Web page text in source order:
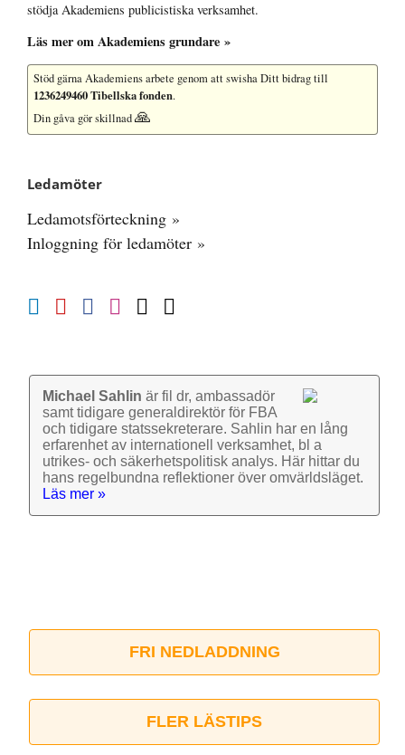
stödja Akademiens publicistiska verksamhet.
Läs mer om Akademiens grundare »
Stöd gärna Akademiens arbete genom att swisha Ditt bidrag till
1236249460 Tibellska fonden.
Din gåva gör skillnad🙏
Ledamöter
Ledamotsförteckning »
Inloggning för ledamöter »
Michael Sahlin är fil dr, ambassadör
samt tidigare general­direktör för FBA
och tidigare stats­sekre­terare. Sahlin har en lång
erfarenhet av inter­nationell verk­samhet, bl a
utrikes- och säkerhets­politisk analys. Här hittar du
hans regel­bundna reflek­tioner över omvärlds­läget.
Läs mer »
FRI NEDLADDNING
FLER LÄSTIPS